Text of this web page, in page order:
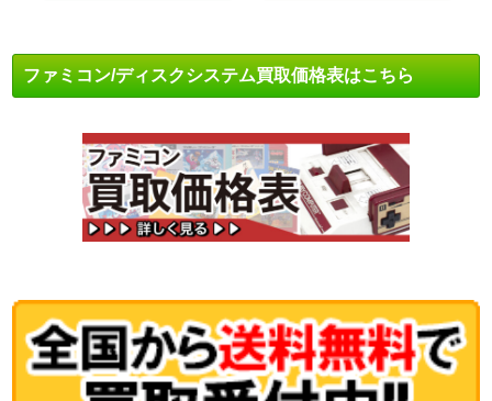
ファミコン/ディスクシステム買取価格表はこちら